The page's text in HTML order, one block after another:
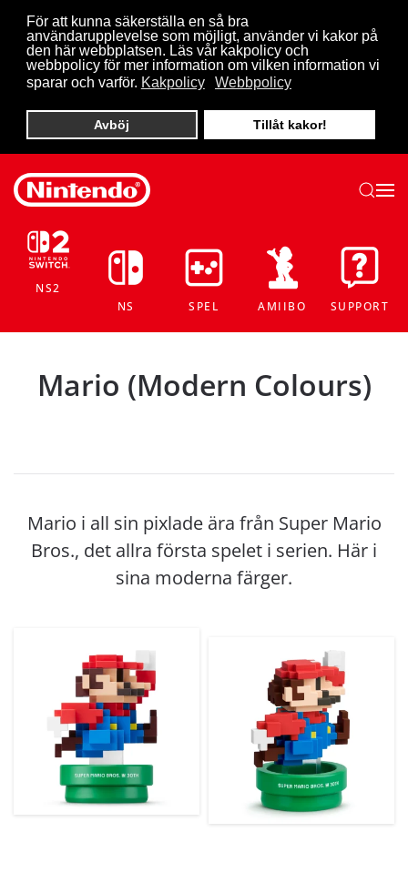
För att kunna säkerställa en så bra
användarupplevelse som möjligt, använder vi kakor på
den här webbplatsen. Läs vår kakpolicy och
webbpolicy för mer information om vilken information vi
sparar och varför. Kakpolicy Webbpolicy
Avböj Tillåt kakor!
Skip to main content
NS2
NS
SPEL AMIIBO SUPPORT
Mario (Modern Colours)
Mario i all sin pixlade ära från Super Mario
Bros., det allra första spelet i serien. Här i
sina moderna färger.